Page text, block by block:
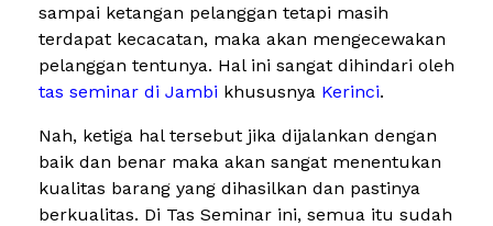
sampai ketangan pelanggan tetapi masih
terdapat kecacatan, maka akan mengecewakan
pelanggan tentunya. Hal ini sangat dihindari oleh
tas seminar di Jambi khususnya Kerinci.
Nah, ketiga hal tersebut jika dijalankan dengan
baik dan benar maka akan sangat menentukan
kualitas barang yang dihasilkan dan pastinya
berkualitas. Di Tas Seminar ini, semua itu sudah